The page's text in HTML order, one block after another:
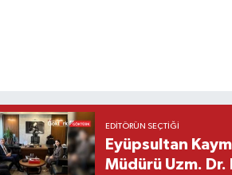
EDITÖRÜN SEÇTIĞI
Eyüpsultan
Müdürü Uzm. Dr.